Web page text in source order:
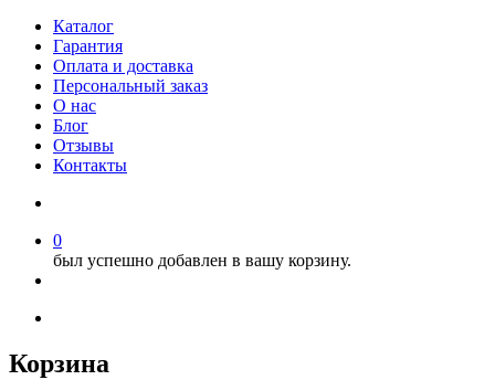
Каталог
Гарантия
Оплата и доставка
Персональный заказ
О нас
Блог
Отзывы
Контакты
0
был успешно добавлен в вашу корзину.
Корзина